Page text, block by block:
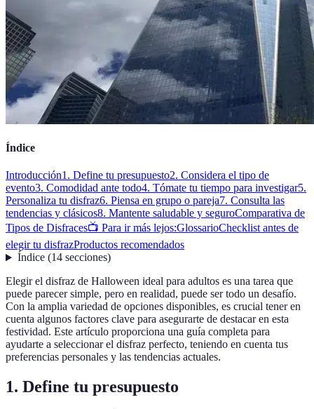
Índice
Introducción1. Define tu presupuesto2. Considera el tipo de
evento3. Comodidad ante todo4. Tómate tu tiempo para investigar5.
Personaliza tu disfraz6. Piensa en grupo o pareja7. Consulta las
tendencias y clásicos8. Mantente saludable y seguroComparativa de
Tipos de Disfraces📺 Para ir más lejos:GlossarioChecklist antes de
elegir tu disfrazProductos recomendados
Índice(14 secciones)
Elegir el disfraz de Halloween ideal para adultos es una tarea que
puede parecer simple, pero en realidad, puede ser todo un desafío.
Con la amplia variedad de opciones disponibles, es crucial tener en
cuenta algunos factores clave para asegurarte de destacar en esta
festividad. Este artículo proporciona una guía completa para
ayudarte a seleccionar el disfraz perfecto, teniendo en cuenta tus
preferencias personales y las tendencias actuales.
1. Define tu presupuesto